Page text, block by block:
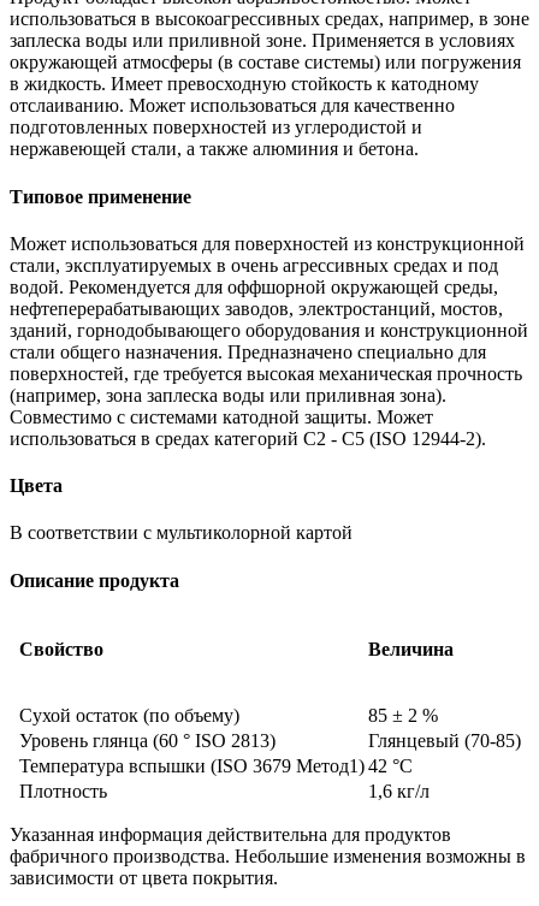
использоваться в высокоагрессивных средах, например, в зоне
заплеска воды или приливной зоне. Применяется в условиях
окружающей атмосферы (в составе системы) или погружения
в жидкость. Имеет превосходную стойкость к катодному
отслаиванию. Может использоваться для качественно
подготовленных поверхностей из углеродистой и
нержавеющей стали, а также алюминия и бетона.
Типовое применение
Может использоваться для поверхностей из конструкционной
стали, эксплуатируемых в очень агрессивных средах и под
водой. Рекомендуется для оффшорной окружающей среды,
нефтеперерабатывающих заводов, электростанций, мостов,
зданий, горнодобывающего оборудования и конструкционной
стали общего назначения. Предназначено специально для
поверхностей, где требуется высокая механическая прочность
(например, зона заплеска воды или приливная зона).
Совместимо с системами катодной защиты. Может
использоваться в средах категорий C2 - C5 (ISO 12944-2).
Цвета
В соответствии с мультиколорной картой
Описание продукта
Свойство Величина
Сухой остаток (по объему)
85 ± 2 %
Уровень глянца (60 ° ISO 2813)
Глянцевый (70-85)
Температура вспышки (ISO 3679 Метод1) 42 °C
Плотность
1,6 кг/л
Указанная информация действительна для продуктов
фабричного производства. Небольшие изменения возможны в
зависимости от цвета покрытия.